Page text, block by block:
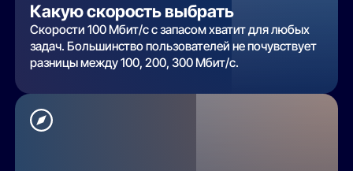
Какую скорость выбрать
Скорости 100 Мбит/с с запасом хватит для любых
задач. Большинство пользователей не почувствует
разницы между 100, 200, 300 Мбит/с.